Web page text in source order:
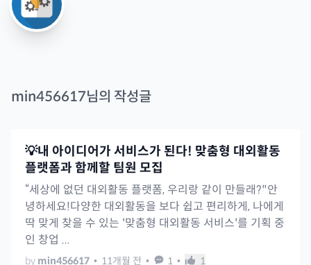
min456617님의 작성글
💡내 아이디어가 서비스가 된다! 맞춤형 대외활동
플랫폼과 함께할 팀원 모집
“세상에 없던 대외활동 플랫폼, 우리랑 같이 만들래?"안
녕하세요!다양한 대외활동을 보다 쉽고 편리하게, 나에게
딱 맞게 찾을 수 있는 '맞춤형 대외활동 서비스'를 기획 중
인 창업 ...
by min456617 • 11개월 전 • 1 • 1